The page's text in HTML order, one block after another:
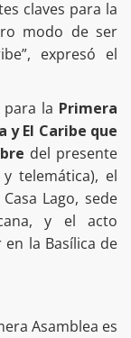
claves para la
modo de ser
expresó el
la Primera
y El Caribe que
del presente
telemática), el
Lago, sede
y el acto
la Basílica de
Asamblea es